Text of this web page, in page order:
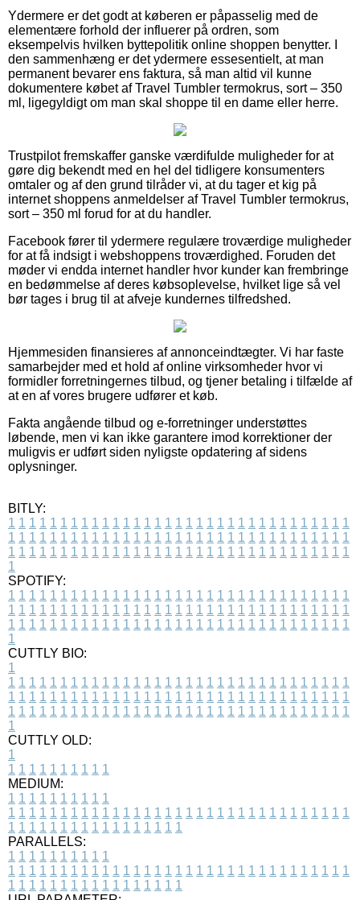
Ydermere er det godt at køberen er påpasselig med de
elementære forhold der influerer på ordren, som
eksempelvis hvilken byttepolitik online shoppen benytter. I
den sammenhæng er det ydermere essesentielt, at man
permanent bevarer ens faktura, så man altid vil kunne
dokumentere købet af Travel Tumbler termokrus, sort – 350
ml, ligegyldigt om man skal shoppe til en dame eller herre.
Trustpilot fremskaffer ganske værdifulde muligheder for at
gøre dig bekendt med en hel del tidligere konsumenters
omtaler og af den grund tilråder vi, at du tager et kig på
internet shoppens anmeldelser af Travel Tumbler termokrus,
sort – 350 ml forud for at du handler.
Facebook fører til ydermere regulære troværdige muligheder
for at få indsigt i webshoppens troværdighed. Foruden det
møder vi endda internet handler hvor kunder kan frembringe
en bedømmelse af deres købsoplevelse, hvilket lige så vel
bør tages i brug til at afveje kundernes tilfredshed.
Hjemmesiden finansieres af annonceindtægter. Vi har faste
samarbejder med et hold af online virksomheder hvor vi
formidler forretningernes tilbud, og tjener betaling i tilfælde af
at en af vores brugere udfører et køb.
Fakta angående tilbud og e-forretninger understøttes
løbende, men vi kan ikke garantere imod korrektioner der
muligvis er udført siden nyligste opdatering af sidens
oplysninger.
BITLY:
1 1 1 1 1 1 1 1 1 1 1 1 1 1 1 1 1 1 1 1 1 1 1 1 1 1 1 1 1 1 1 1 1
1 1 1 1 1 1 1 1 1 1 1 1 1 1 1 1 1 1 1 1 1 1 1 1 1 1 1 1 1 1 1 1 1
1 1 1 1 1 1 1 1 1 1 1 1 1 1 1 1 1 1 1 1 1 1 1 1 1 1 1 1 1 1 1 1 1
1
SPOTIFY:
1 1 1 1 1 1 1 1 1 1 1 1 1 1 1 1 1 1 1 1 1 1 1 1 1 1 1 1 1 1 1 1 1
1 1 1 1 1 1 1 1 1 1 1 1 1 1 1 1 1 1 1 1 1 1 1 1 1 1 1 1 1 1 1 1 1
1 1 1 1 1 1 1 1 1 1 1 1 1 1 1 1 1 1 1 1 1 1 1 1 1 1 1 1 1 1 1 1 1
1
CUTTLY BIO:
1
1 1 1 1 1 1 1 1 1 1 1 1 1 1 1 1 1 1 1 1 1 1 1 1 1 1 1 1 1 1 1 1 1
1 1 1 1 1 1 1 1 1 1 1 1 1 1 1 1 1 1 1 1 1 1 1 1 1 1 1 1 1 1 1 1 1
1 1 1 1 1 1 1 1 1 1 1 1 1 1 1 1 1 1 1 1 1 1 1 1 1 1 1 1 1 1 1 1 1
1
CUTTLY OLD:
1
1 1 1 1 1 1 1 1 1 1
MEDIUM:
1 1 1 1 1 1 1 1 1 1
1 1 1 1 1 1 1 1 1 1 1 1 1 1 1 1 1 1 1 1 1 1 1 1 1 1 1 1 1 1 1 1 1
1 1 1 1 1 1 1 1 1 1 1 1 1 1 1 1 1
PARALLELS:
1 1 1 1 1 1 1 1 1 1
1 1 1 1 1 1 1 1 1 1 1 1 1 1 1 1 1 1 1 1 1 1 1 1 1 1 1 1 1 1 1 1 1
1 1 1 1 1 1 1 1 1 1 1 1 1 1 1 1 1